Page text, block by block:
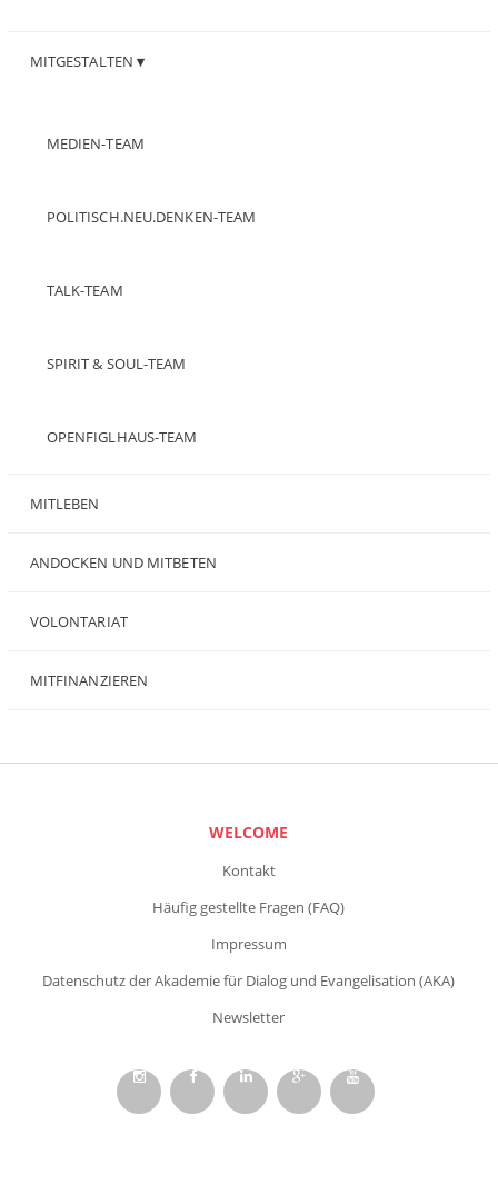
MITGESTALTEN
MEDIEN-TEAM
POLITISCH.NEU.DENKEN-TEAM
TALK-TEAM
SPIRIT & SOUL-TEAM
OPENFIGLHAUS-TEAM
MITLEBEN
ANDOCKEN UND MITBETEN
VOLONTARIAT
MITFINANZIEREN
WELCOME
Kontakt
Häufig gestellte Fragen (FAQ)
Impressum
Datenschutz der Akademie für Dialog und Evangelisation (AKA)
Newsletter